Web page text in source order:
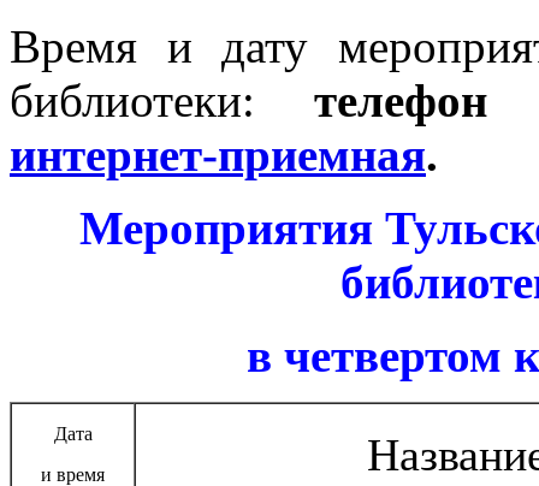
Время и дату
библиотеки: телефон
интернет-приемная.
Мероприятия
в четвертом
Дата
и время